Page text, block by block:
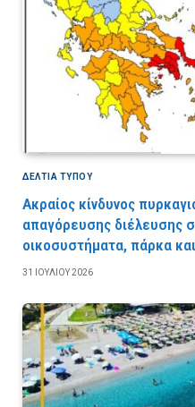
ΔΕΛΤΙΑ ΤΥΠΟΥ
Ακραίος κίνδυνος
απαγόρευσης διέλευσης
οικοσυστήματα, πάρκα
31 ΙΟΥΛΊΟΥ 2026